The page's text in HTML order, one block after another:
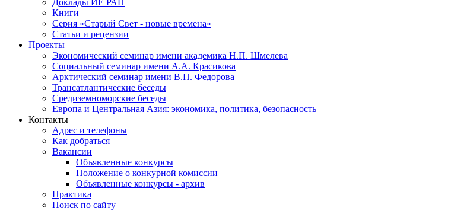
Доклады ИЕ РАН
Книги
Серия «Старый Свет - новые времена»
Статьи и рецензии
Проекты
Экономический семинар имени академика Н.П. Шмелева
Социальный семинар имени А.А. Красикова
Арктический семинар имени В.П. Федорова
Трансатлантические беседы
Средиземноморские беседы
Европа и Центральная Азия: экономика, политика, безопасность
Контакты
Адрес и телефоны
Как добраться
Вакансии
Объявленные конкурсы
Положение о конкурной комиссии
Объявленные конкурсы - архив
Практика
Поиск по сайту